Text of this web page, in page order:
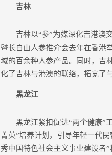
吉林
吉林以“参”为媒深化吉港澳交
暨长白山人参推介会去年在香港
域的百余种人参产品。同时，吉
化了吉林与港澳的联络，拓宽了
黑龙江
黑龙江紧扣促进“两个健康”工
菁英”培养计划，引导年轻一代
秀中国特色社会主义事业建设者